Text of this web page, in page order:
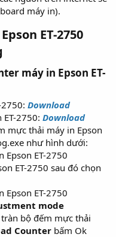
máy in).
ET-2750
máy in Epson ET-
Download
2750: Download
mực thải máy in Epson
như hình dưới:
ET-2750 sau đó chọn
mode
Counter bấm Ok